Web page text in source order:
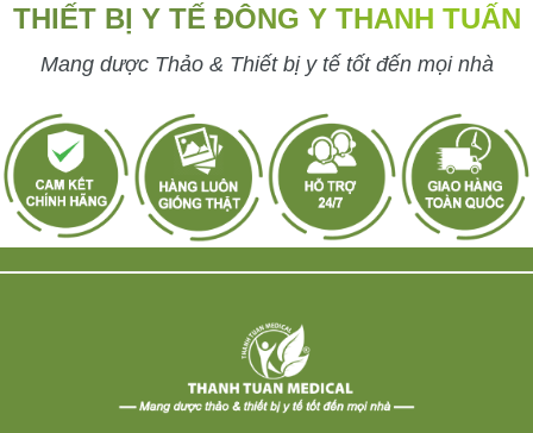
THIẾT BỊ Y TẾ ĐÔNG Y THANH TUẤN
Mang dược Thảo & Thiết bị y tế tốt đến mọi nhà